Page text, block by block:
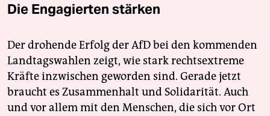
Die Engagierten stärken
Der drohende Erfolg der AfD bei den kommenden
Landtagswahlen zeigt, wie stark rechtsextreme
Kräfte inzwischen geworden sind. Gerade jetzt
braucht es Zusammenhalt und Solidarität. Auch
und vor allem mit den Menschen, die sich vor Ort